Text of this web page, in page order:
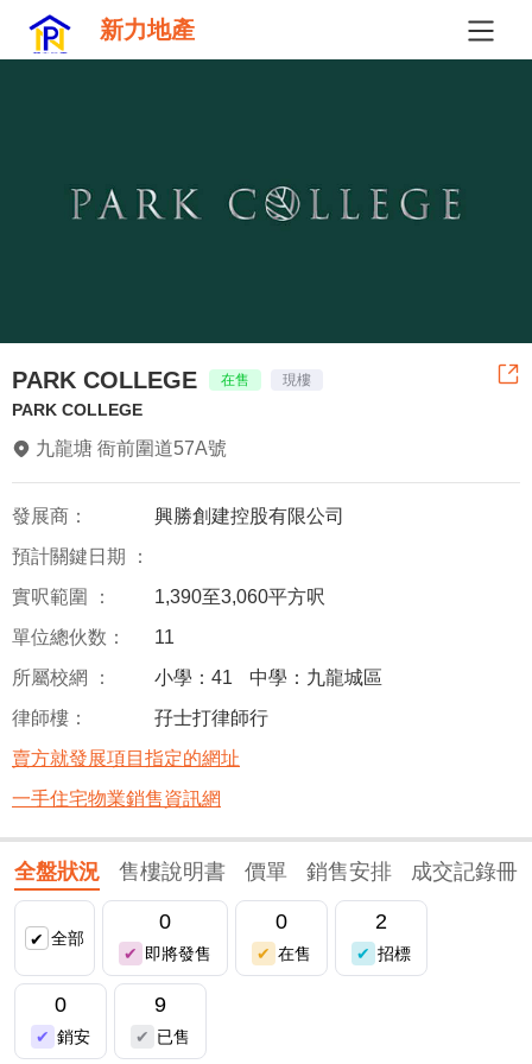
新力地產
PARK COLLEGE 在售 現樓
PARK COLLEGE
九龍塘 衙前圍道57A號
預計關鍵日期 ：
單位總伙数： 11
實呎範圍 ： 1,390至3,060平方呎
律師樓： 孖士打律師行
所屬校網 ： 小學：41 中學：九龍城區
發展商： 興勝創建控股有限公司
賣方就發展項目指定的網址
一手住宅物業銷售資訊網
全盤狀況 售樓說明書 價單 銷售安排 成交記錄冊
全部
0
即將發售
0
在售
2
招標
0
銷安
9
已售